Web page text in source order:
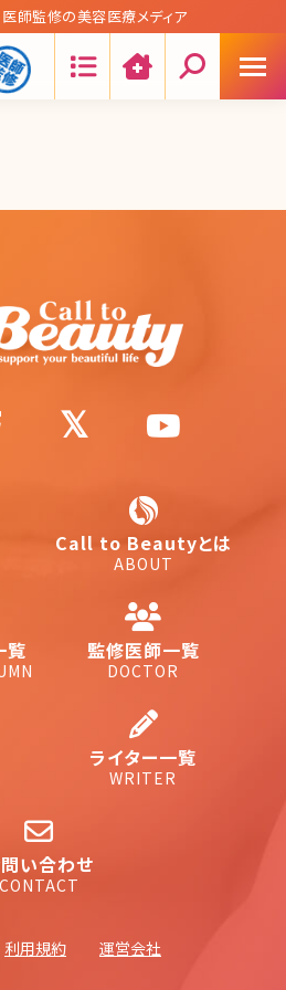
師監修の美容医療メディア
Call to Beautyとは
ABOUT
覧 監修医師一覧
DOCTOR
ライター一覧
WRITER
い合わせ
CONTACT
利用規約
運営会社